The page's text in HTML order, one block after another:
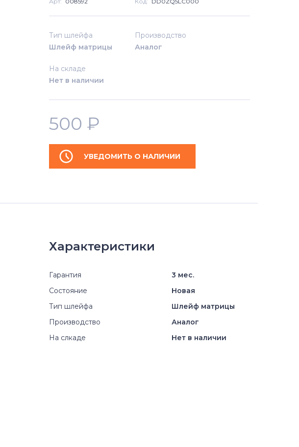
Тип шлейфа
Шлейф матрицы
Производство
Аналог
На складе
Нет в наличии
500 ₽
УВЕДОМИТЬ О НАЛИЧИИ
Характеристики
Гарантия
3 мес.
Состояние
Новая
Тип шлейфа
Шлейф матрицы
Производство
Аналог
На слкаде
Нет в наличии